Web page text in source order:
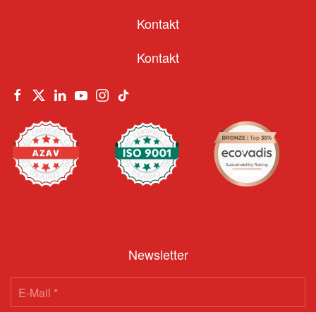
Kontakt
Kontakt
Newsletter